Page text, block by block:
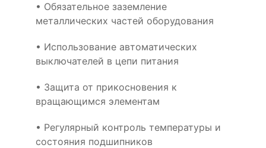
• Обязательное заземление
металлических частей оборудования
• Использование автоматических
выключателей в цепи питания
• Защита от прикосновения к
вращающимся элементам
• Регулярный контроль температуры и
состояния подшипников